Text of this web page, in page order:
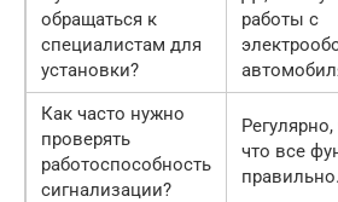
обращаться к
специалистам для
установки?
работы с
Как часто нужно
проверять
работоспособность
сигнализации?
что все
правильно.